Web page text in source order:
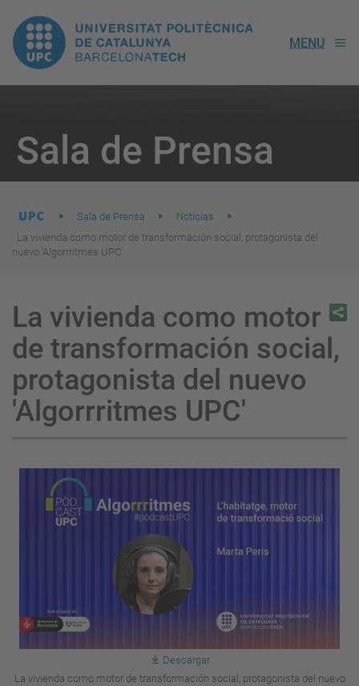
UPC.
Universitat
de
Catalunya
MENU
Sala de Prensa
here:
Sala de Prensa
Noticias
La vivienda como motor de transformación social, protagonista del
nuevo 'Algorrritmes UPC'
La vivienda como motor
de transformación social,
protagonista del nuevo
'Algorrritmes UPC'
Descargar
La vivienda como motor de transformación social, protagonista del nuevo